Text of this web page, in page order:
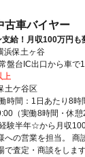
古車バイヤー
給！月収100万円も
保土ヶ谷
盤台IC出口から車で
上
土ケ谷区
時間：1日あたり8時
（実働8時間・休憩
験半年☆から月収
への営業を担当。 商
で査定・商談をしま